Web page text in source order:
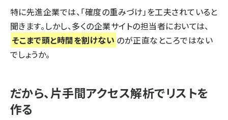
特に先進企業では、「確度の重みづけ」を工夫されていると
聞きます。しかし、多くの企業サイトの担当者においては、
そこまで頭と時間を割けない のが正直なところではない
でしょうか。
だから、片手間アクセス解析でリストを
作る